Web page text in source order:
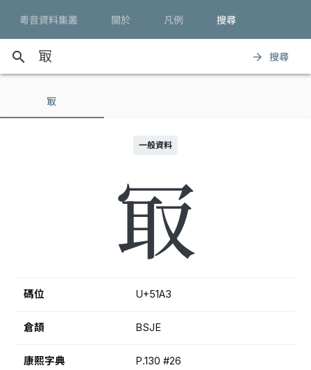
粵音資料集叢 關於 凡例 搜尋
search arrow_forward 搜尋
冣
一般資料
冣
碼位 U+51A3
倉頡 BSJE
康熙字典 P.130 #26